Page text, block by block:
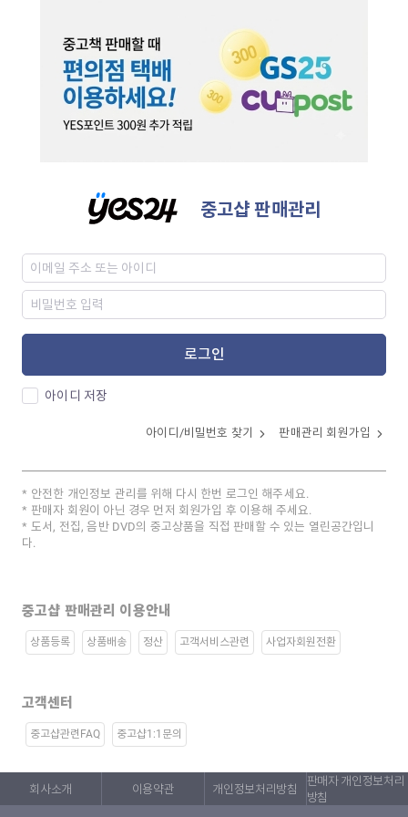
중고샵 판매관리
로그인
아이디 저장
아이디/비밀번호 찾기 판매관리 회원가입
안전한 개인정보 관리를 위해 다시 한번 로그인 해주세요.
판매자 회원이 아닌 경우 먼저 회원가입 후 이용해 주세요.
도서, 전집, 음반 DVD의 중고상품을 직접 판매할 수 있는 열린공간입니
다.
중고샵 판매관리 이용안내
상품등록 상품배송 정산 고객서비스관련 사업자회원전환
고객센터
중고샵관련FAQ 중고샵1:1문의
회사소개 이용약관 개인정보처리방침
판매자 개인정보처리
방침